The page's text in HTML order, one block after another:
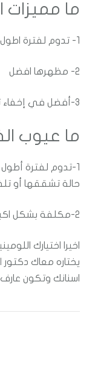
ما مميزات
1- تدوم لفترة اطول
2- مظهرها افضل
3-أفضل في إخفاء تسوس الأسنان وتغير لونها
ما عيوب
1-تدوم لفترة
حالة تشققها أو
2-مكلفة بشكل اكبر
اخيرا اختيارك
يختاره معاك دكتور
اسنانك وتكون